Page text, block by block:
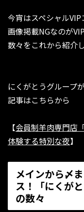
今宵はスペシャル
画像掲載NGなのが
数々をこれから紹介し
にくがとうグループ
記事はこちらから
【会員制羊肉専門店
体験する特別な夜】
メインから〆
ス！「にくが
の数々